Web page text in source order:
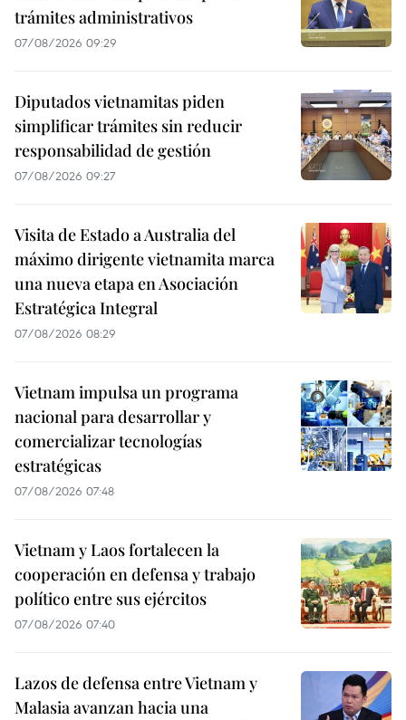
trámites administrativos
07/08/2026 09:29
Diputados vietnamitas piden
simplificar trámites sin reducir
responsabilidad de gestión
07/08/2026 09:27
Visita de Estado a Australia del
máximo dirigente vietnamita marca
una nueva etapa en Asociación
Estratégica Integral
07/08/2026 08:29
Vietnam impulsa un programa
nacional para desarrollar y
comercializar tecnologías
estratégicas
07/08/2026 07:48
Vietnam y Laos fortalecen la
cooperación en defensa y trabajo
político entre sus ejércitos
07/08/2026 07:40
Lazos de defensa entre Vietnam y
Malasia avanzan hacia una